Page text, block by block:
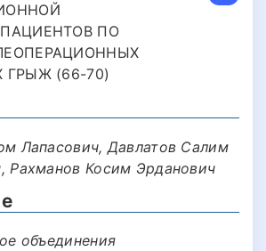
ПО
ГРЫЖ (66-70)
Лапасович, Давлатов Салим
Рахманов Косим Эрданович
объединения